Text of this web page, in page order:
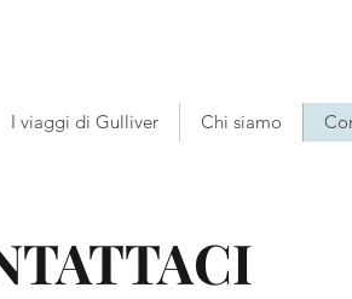
I viaggi di Gulliver Chi siamo